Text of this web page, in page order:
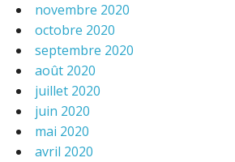
novembre 2020
octobre 2020
septembre 2020
août 2020
juillet 2020
juin 2020
mai 2020
avril 2020